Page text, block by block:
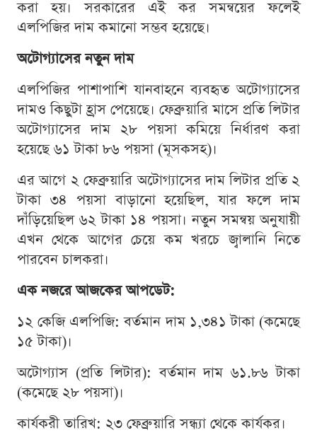
করা হয়। সরকারের এই কর সমন্বয়ের ফলেই
এলপিজির দাম কমানো সম্ভব হয়েছে।
অটোগ্যাসের নতুন দাম
এলপিজির পাশাপাশি যানবাহনে ব্যবহৃত অটোগ্যাসের
দামও কিছুটা হ্রাস পেয়েছে। ফেব্রুয়ারি মাসে প্রতি লিটার
অটোগ্যাসের দাম ২৮ পয়সা কমিয়ে নির্ধারণ করা
হয়েছে ৬১ টাকা ৮৬ পয়সা (মূসকসহ)।
এর আগে ২ ফেব্রুয়ারি অটোগ্যাসের দাম লিটার প্রতি ২
টাকা ৩৪ পয়সা বাড়ানো হয়েছিল, যার ফলে দাম
দাঁড়িয়েছিল ৬২ টাকা ১৪ পয়সা। নতুন সমন্বয় অনুযায়ী
এখন থেকে আগের চেয়ে কম খরচে জ্বালানি নিতে
পারবেন চালকরা।
এক নজরে আজকের আপডেট:
১২ কেজি এলপিজি: বর্তমান দাম ১,৩৪১ টাকা (কমেছে
১৫ টাকা)।
অটোগ্যাস (প্রতি লিটার): বর্তমান দাম ৬১.৮৬ টাকা
(কমেছে ২৮ পয়সা)।
কার্যকরী তারিখ: ২৩ ফেব্রুয়ারি সন্ধ্যা থেকে কার্যকর।